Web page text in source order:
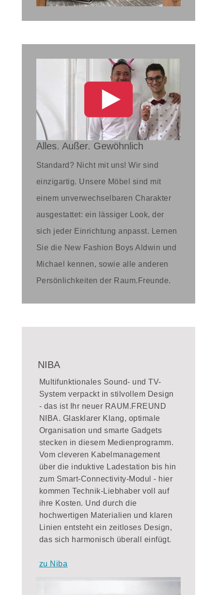
Alles. Außer. Gewöhnlich
Standard? Nicht mit uns! Wir sind
einzigartig. Unsere Möbel sind mit
einem unverwechselbaren Charakter
ausgestattet: ein lässiger Look, der
sich jeder Einrichtung anpasst. Lernen
Sie die New Fashion Boys Aldwin und
Michael kennen, sowie alle anderen
Persönlichkeiten der Raum.Freunde.
NIBA
Multifunktionales Sound- und TV-
System verpackt in stilvollem Design
- das ist Ihr neuer RAUM.FREUND
NIBA. Glasklarer Klang, optimale
Organisation und smarte Gadgets
stecken in diesem Medienprogramm.
Vom cleveren Kabelmanagement
über die induktive Ladestation bis hin
zum Smart-Connectivity-Modul - hier
kommen Technik-Liebhaber voll auf
ihre Kosten. Und durch die
hochwertigen Materialien und klaren
Linien entsteht ein zeitloses Design,
das sich harmonisch überall einfügt.
zu Niba